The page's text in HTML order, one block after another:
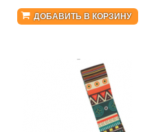
ДОБАВИТЬ В КОРЗИНУ